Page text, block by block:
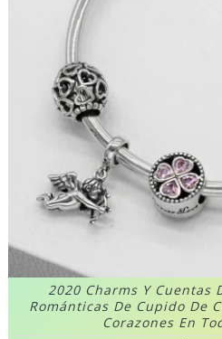
2020 Charms Y Cuentas
Románticas De Cupido De
Corazones En